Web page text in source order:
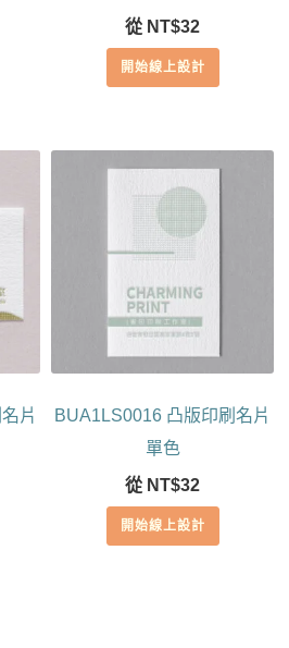
從 NT$32
開始線上設計
片
BUA1LS0016 凸版印刷名片
單色
從 NT$32
開始線上設計